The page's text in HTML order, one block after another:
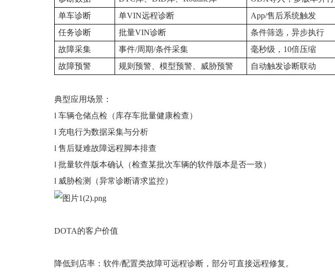
单车诊断
单VIN远程诊断
App/售后系统触发
任务诊断
批量VIN诊断
条件筛选，异步执行
故障采集
事件/周期/条件采集
毫秒级，10倍压缩
故障预警
规则预警、模型预警、威胁预警 自动触发诊断联动
典型应用场景：
l 车辆仓储点检（库存车批量健康检查）
l 充电行为数据采集与分析
l 售后疑难故障远程脚本排查
l 批量软件版本确认（检查某批次车辆的软件版本是否一致）
l 威胁检测（异常诊断请求监控）
DOTA的客户价值
降低到店率：软件/配置类故障可远程诊断，部分可直接远程修复。